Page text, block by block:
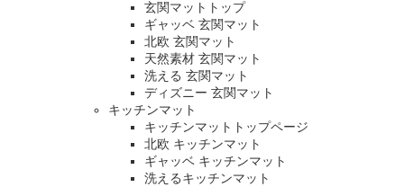
玄関マットトップ
ギャッベ 玄関マット
北欧 玄関マット
天然素材 玄関マット
洗える 玄関マット
ディズニー 玄関マット
キッチンマット
キッチンマットトップページ
北欧 キッチンマット
ギャッベ キッチンマット
洗えるキッチンマット